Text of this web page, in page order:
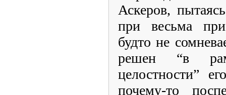
Аскеров,
при весьма
будто не
решен “в
целостности”
почему-то